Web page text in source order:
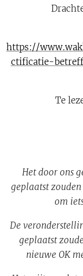
https://
ctificatie-
Te
Het door ons
geplaatst
om
De
geplaatst
nieuwe OK